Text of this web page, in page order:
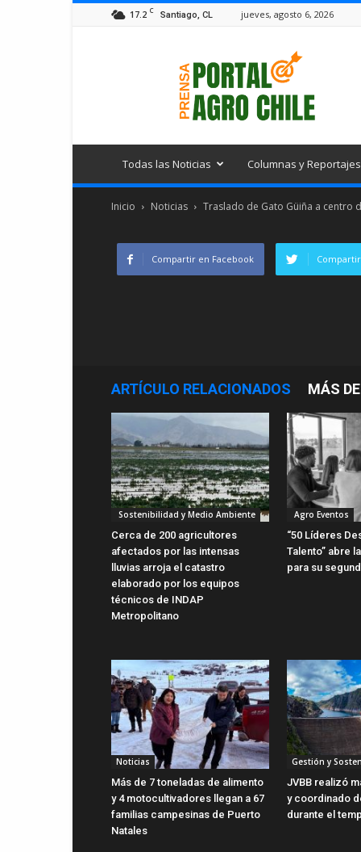
17.2 C Santiago, CL jueves, agosto 6, 2026
Todas las Noticias Columnas y Reportajes
Inicio Noticias Traslado de Gato Güiña a centro
Compartir en Facebook
ARTÍCULO RELACIONADOS MÁS
Sostenibilidad y Medio Ambiente
Cerca de 200 agricultores
afectados por las intensas
lluvias arroja el catastro
elaborado por los equipos
técnicos de INDAP
Metropolitano
Agro Eventos
“50 Líderes
Talento” abre
para su
Noticias
Más de 7 toneladas de alimento
y 4 motocultivadores llegan a 67
familias campesinas de Puerto
Natales
Gestión y
JVBB realizó
y coordinado
durante el